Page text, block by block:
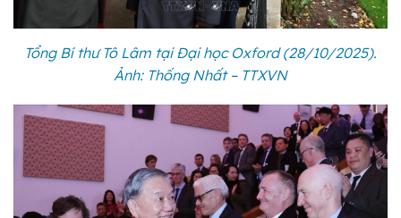
Tổng Bí thư Tô Lâm tại Đại học Oxford (28/10/2025).
Ảnh: Thống Nhất – TTXVN